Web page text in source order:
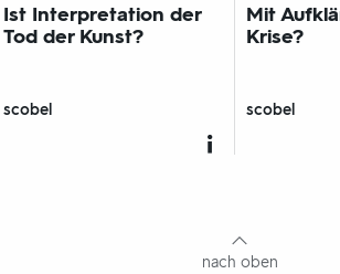
Ist Interpretation der
Tod der Kunst?
scobel
Mit
Krise?
scobel
nach oben